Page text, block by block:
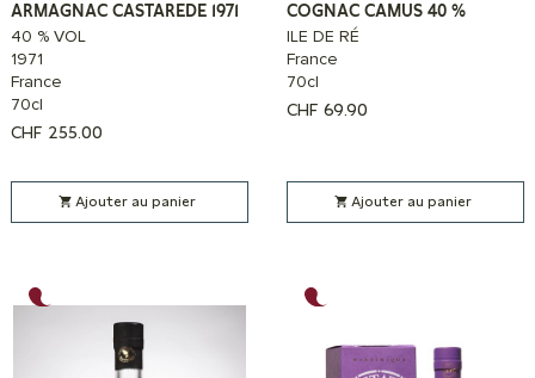
ARMAGNAC CASTAREDE 1971
40 % VOL
1971
France
70cl
CHF 255.00
Ajouter au panier
COGNAC CAMUS 40 %
ILE DE RÉ
France
70cl
CHF 69.90
Ajouter au panier